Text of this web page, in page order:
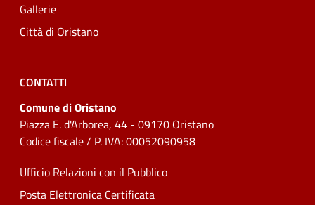
Gallerie
Città di Oristano
CONTATTI
Comune di Oristano
Piazza E. d'Arborea, 44 - 09170 Oristano
Codice fiscale / P. IVA: 00052090958
Ufficio Relazioni con il Pubblico
Posta Elettronica Certificata